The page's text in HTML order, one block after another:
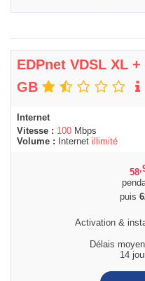
EDPnet VDSL XL
GB
Internet
Vitesse : 100 Mbps
Volume :
Internet illimité
58
puis
Activation &
Délais
14